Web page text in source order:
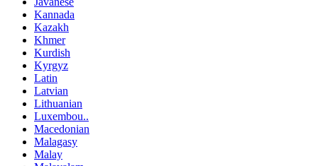
Kannada
Kazakh
Khmer
Kurdish
Kyrgyz
Latin
Latvian
Lithuanian
Luxembou..
Macedonian
Malagasy
Malay